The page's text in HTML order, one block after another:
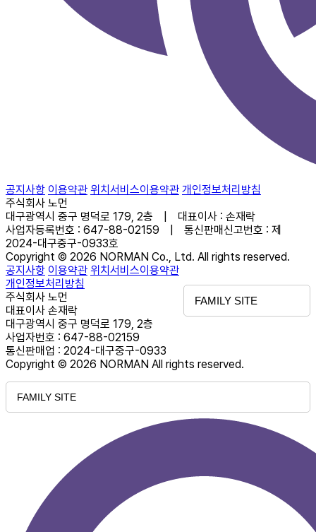
공지사항 이용약관 위치서비스이용약관 개인정보처리방침
주식회사 노먼
대구광역시 중구 명덕로 179, 2층 | 대표이사 : 손재락
사업자등록번호 : 647-88-02159 | 통신판매신고번호 : 제
2024-대구중구-0933호
Copyright © 2026 NORMAN Co., Ltd. All rights reserved.
FAMILY SITE
공지사항 이용약관 위치서비스이용약관
개인정보처리방침
주식회사 노먼
대표이사 손재락
대구광역시 중구 명덕로 179, 2층
사업자번호 : 647-88-02159
통신판매업 : 2024-대구중구-0933
Copyright © 2026 NORMAN All rights reserved.
FAMILY SITE